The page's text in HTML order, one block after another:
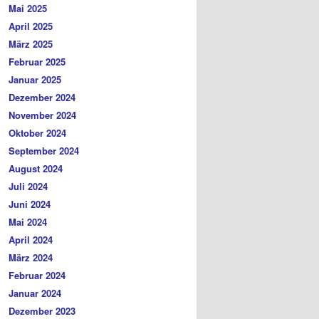
Mai 2025
April 2025
März 2025
Februar 2025
Januar 2025
Dezember 2024
November 2024
Oktober 2024
September 2024
August 2024
Juli 2024
Juni 2024
Mai 2024
April 2024
März 2024
Februar 2024
Januar 2024
Dezember 2023